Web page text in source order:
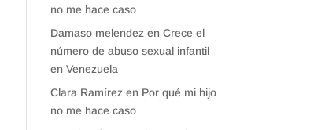
no me hace caso
Damaso melendez en Crece el
número de abuso sexual infantil
en Venezuela
Clara Ramírez en Por qué mi hijo
no me hace caso